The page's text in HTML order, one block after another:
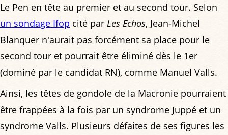
Le Pen en tête au premier et au second tour. Selon
un sondage Ifop cité par Les Echos, Jean-Michel
Blanquer n'aurait pas forcément sa place pour le
second tour et pourrait être éliminé dès le 1er
(dominé par le candidat RN), comme Manuel Valls.
Ainsi, les têtes de gondole de la Macronie pourraient
être frappées à la fois par un syndrome Juppé et un
syndrome Valls. Plusieurs défaites de ses figures les